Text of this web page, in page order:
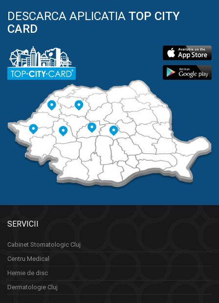
DESCARCA APLICATIA TOP CITY
CARD
SERVICII
Cabinet Stomatologic Cluj
Centru Medical
Hernie de disc
Dermatologie Cluj